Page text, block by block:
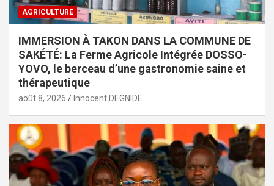
AGRICULTURE
IMMERSION À TAKON DANS LA COMMUNE DE
SAKÉTÉ: La Ferme Agricole Intégrée DOSSO-
YOVO, le berceau d’une gastronomie saine et
thérapeutique
août 8, 2026 Innocent DEGNIDE